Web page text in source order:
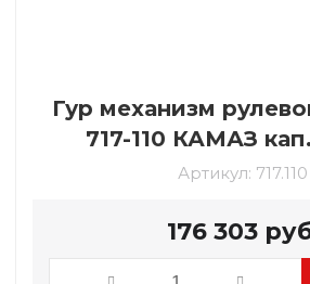
Гур механизм
717-110 КАМАЗ
Артикул: 717.110
176 303